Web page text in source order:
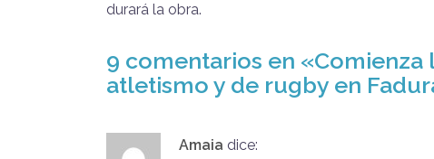
durará la obra.
9 comentarios en «Comienza
atletismo y de rugby en
Amaia dice: